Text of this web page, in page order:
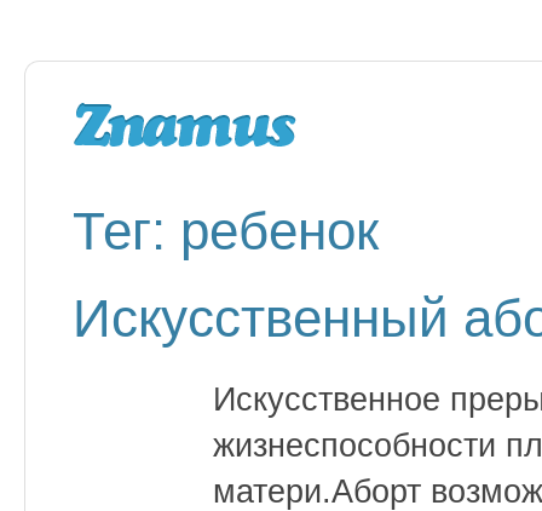
Тег: ребенок
Искусственный
Искусственное
жизнеспособности
матери.Аборт